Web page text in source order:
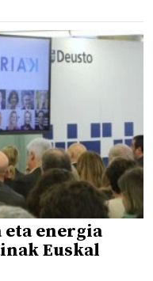
energia
Euskal